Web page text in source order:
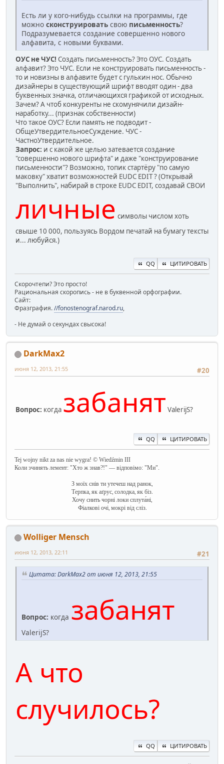
Есть ли у кого-нибудь ссылки на программы, где
можно сконструировать свою письменность?
Подразумевается создание совершенно нового
алфавита, с новыми буквами.
ОУС не ЧУС! Создать письменность? Это ОУС. Создать
алфавит? Это ЧУС. Если не конструировать письменность -
то и новизны в алфавите будет с гулькин нос. Обычно
дизайнеры в существующий шрифт вводят один - два
буквенных значка, отличающихся графикой от исходных.
Зачем? А чтоб конкуренты не скомунячили дизайн-
наработку... (признак собственности)
Что такое ОУС? Если память не подводит -
ОбщеУтвердительноеСуждение. ЧУС -
ЧастноУтвердительное.
Запрос: и с какой же целью затевается создание
"совершенно нового шрифта" и даже "конструирование
письменности"? Возможно, топик стартёру "по самую
маковку" хватит возможностей EUDC EDIT ? (Открывай
"Выполнить", набирай в строке EUDC EDIT, создавай СВОИ
личные символы числом хоть
свыше 10 000, пользуясь Вордом печатай на бумагу тексты
и... любуйся.)
QQ ЦИТИРОВАТЬ
Скорочтепи? Это просто!
Рациональная скоропись - не в буквенной орфографии.
Сайт:
Фразграфия.//fonostenograf.narod.ru,
- Не думай о секундах свысока!
DarkMax2
#20
июня 12, 2013, 21:55
Вопрос: когда забанят ValerijS?
QQ ЦИТИРОВАТЬ
Tej wojny nikt za nas nie wygra! © Wiedźmin III
Коли зчинять лемент: "Хто ж знав?!" — відповімо: "Ми".
З моїх снів ти утечеш над ранок,
Терпка, як аґрус, солодка, як біз.
Хочу снить чорні локи сплута́ні,
Фіалкові очі, мокрі від сліз.
Wolliger Mensch
#21
июня 12, 2013, 22:11
Цитата: DarkMax2 от июня 12, 2013, 21:55
Вопрос: когда забанят
ValerijS?
А что
случилось?
QQ ЦИТИРОВАТЬ